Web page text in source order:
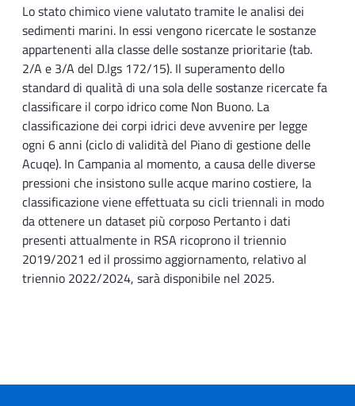
Lo stato chimico viene valutato tramite le analisi dei
sedimenti marini. In essi vengono ricercate le sostanze
appartenenti alla classe delle sostanze prioritarie (tab.
2/A e 3/A del D.lgs 172/15). Il superamento dello
standard di qualità di una sola delle sostanze ricercate fa
classificare il corpo idrico come Non Buono. La
classificazione dei corpi idrici deve avvenire per legge
ogni 6 anni (ciclo di validità del Piano di gestione delle
Acuqe). In Campania al momento, a causa delle diverse
pressioni che insistono sulle acque marino costiere, la
classificazione viene effettuata su cicli triennali in modo
da ottenere un dataset più corposo Pertanto i dati
presenti attualmente in RSA ricoprono il triennio
2019/2021 ed il prossimo aggiornamento, relativo al
triennio 2022/2024, sarà disponibile nel 2025.